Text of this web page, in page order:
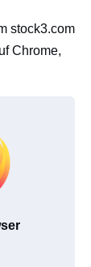
stock3.com
Chrome,